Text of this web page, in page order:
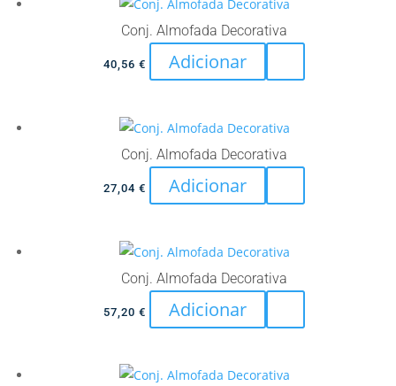
Conj. Almofada Decorativa
40,56 € Adicionar
Conj. Almofada Decorativa
27,04 € Adicionar
Conj. Almofada Decorativa
57,20 € Adicionar